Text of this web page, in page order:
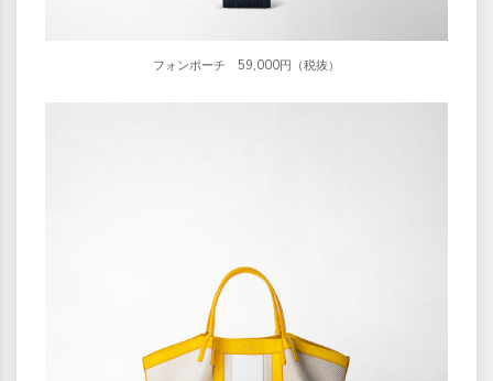
フォンポーチ 59,000円（税抜）